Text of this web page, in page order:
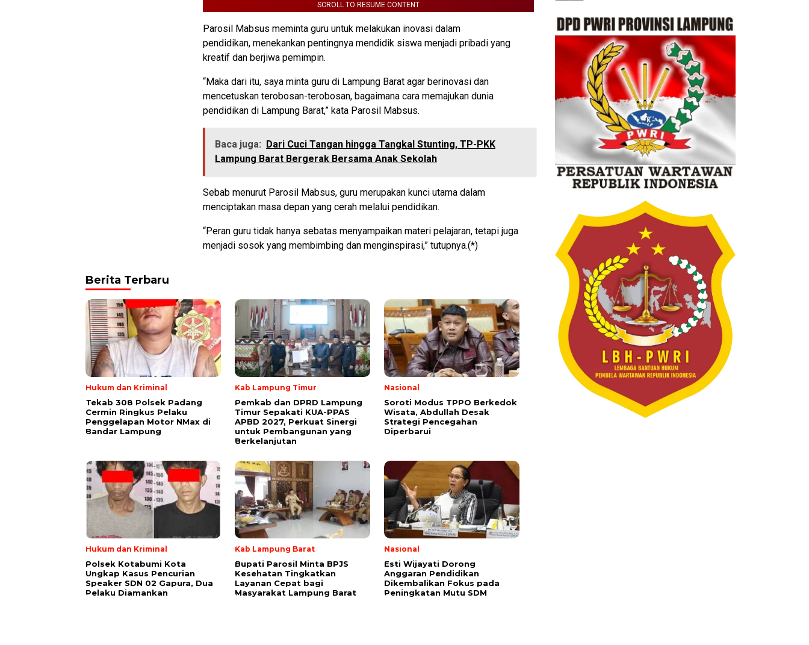
SCROLL TO RESUME CONTENT
Parosil Mabsus meminta guru untuk melakukan inovasi dalam
pendidikan, menekankan pentingnya mendidik siswa menjadi pribadi yang
kreatif dan berjiwa pemimpin.
“Maka dari itu, saya minta guru di Lampung Barat agar berinovasi dan
mencetuskan terobosan-terobosan, bagaimana cara memajukan dunia
pendidikan di Lampung Barat,” kata Parosil Mabsus.
Baca juga: Dari Cuci Tangan hingga Tangkal Stunting, TP-PKK
Lampung Barat Bergerak Bersama Anak Sekolah
Sebab menurut Parosil Mabsus, guru merupakan kunci utama dalam
menciptakan masa depan yang cerah melalui pendidikan.
“Peran guru tidak hanya sebatas menyampaikan materi pelajaran, tetapi juga
menjadi sosok yang membimbing dan menginspirasi,” tutupnya.(*)
Berita Terbaru
Hukum dan Kriminal
Tekab 308 Polsek Padang
Cermin Ringkus Pelaku
Penggelapan Motor NMax di
Bandar Lampung
Kab Lampung Timur
Pemkab dan DPRD Lampung
Timur Sepakati KUA-PPAS
APBD 2027, Perkuat Sinergi
untuk Pembangunan yang
Berkelanjutan
Nasional
Soroti Modus TPPO Berkedok
Wisata, Abdullah Desak
Strategi Pencegahan
Diperbarui
Hukum dan Kriminal
Polsek Kotabumi Kota
Ungkap Kasus Pencurian
Speaker SDN 02 Gapura, Dua
Pelaku Diamankan
Kab Lampung Barat
Bupati Parosil Minta BPJS
Kesehatan Tingkatkan
Layanan Cepat bagi
Masyarakat Lampung Barat
Nasional
Esti Wijayati Dorong
Anggaran Pendidikan
Dikembalikan Fokus pada
Peningkatan Mutu SDM